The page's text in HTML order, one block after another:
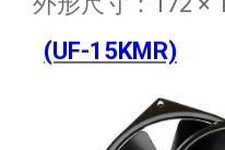
(UF-15KMR)